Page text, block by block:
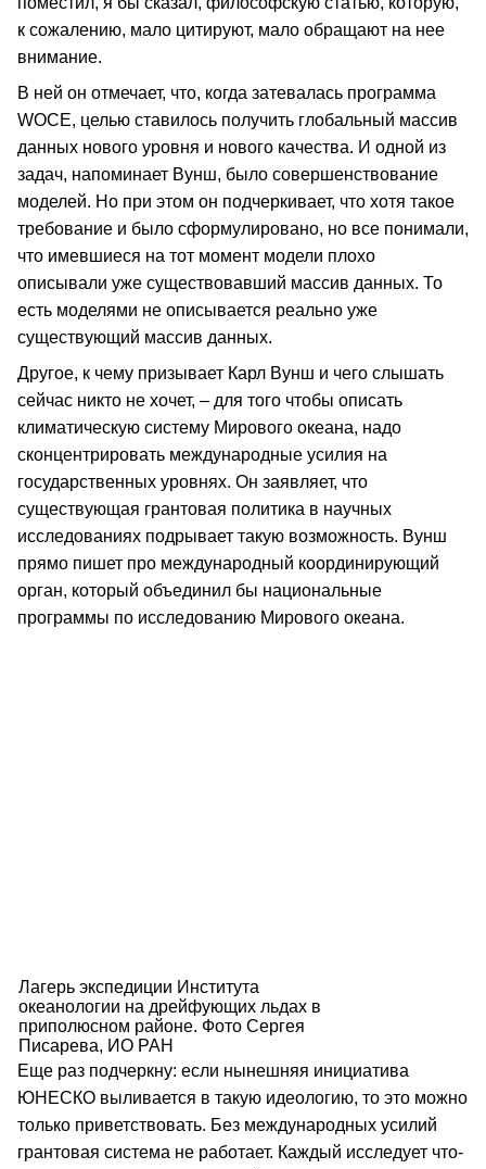
к сожалению, мало цитируют, мало обращают на нее
внимание.
В ней он отмечает, что, когда затевалась программа
WOCE, целью ставилось получить глобальный массив
данных нового уровня и нового качества. И одной из
задач, напоминает Вунш, было совершенствование
моделей. Но при этом он подчеркивает, что хотя такое
требование и было сформулировано, но все понимали,
что имевшиеся на тот момент модели плохо
описывали уже существовавший массив данных. То
есть моделями не описывается реально уже
существующий массив данных.
Другое, к чему призывает Карл Вунш и чего слышать
сейчас никто не хочет, – для того чтобы описать
климатическую систему Мирового океана, надо
сконцентрировать международные усилия на
государственных уровнях. Он заявляет, что
существующая грантовая политика в научных
исследованиях подрывает такую возможность. Вунш
прямо пишет про международный координирующий
орган, который объединил бы национальные
программы по исследованию Мирового океана.
Лагерь экспедиции Института
океанологии на дрейфующих льдах в
приполюсном районе. Фото Сергея
Писарева, ИО РАН
Еще раз подчеркну: если нынешняя инициатива
ЮНЕСКО выливается в такую идеологию, то это можно
только приветствовать. Без международных усилий
грантовая система не работает. Каждый исследует что-